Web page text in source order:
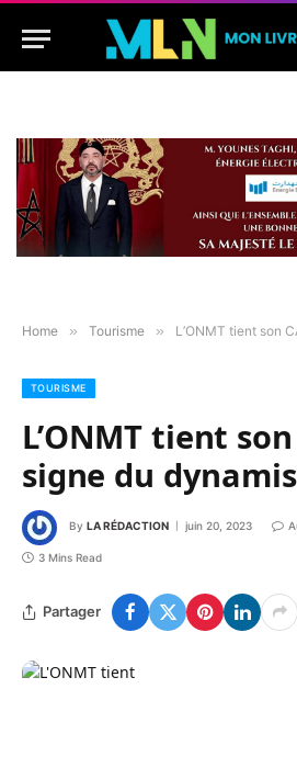
Home » Tourisme » L’ONMT tient son
TOURISME
L’ONMT tient
signe du
By LA RÉDACTION juin 20, 2023
3 Mins Read
Partager